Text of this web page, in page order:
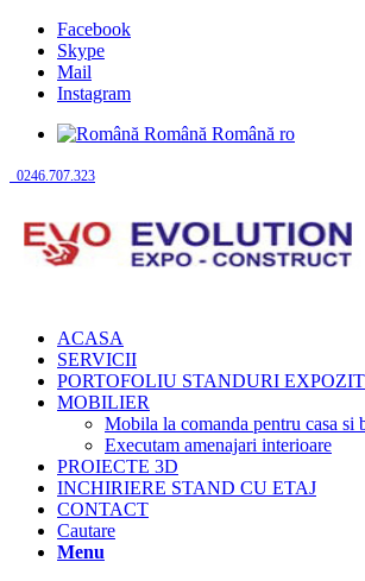
Facebook
Skype
Mail
Instagram
Română Română ro
0246.707.323
ACASA
SERVICII
PORTOFOLIU STANDURI
MOBILIER
Mobila la comanda pentru casa si
Executam amenajari interioare
PROIECTE 3D
INCHIRIERE STAND CU ETAJ
CONTACT
Cautare
Menu